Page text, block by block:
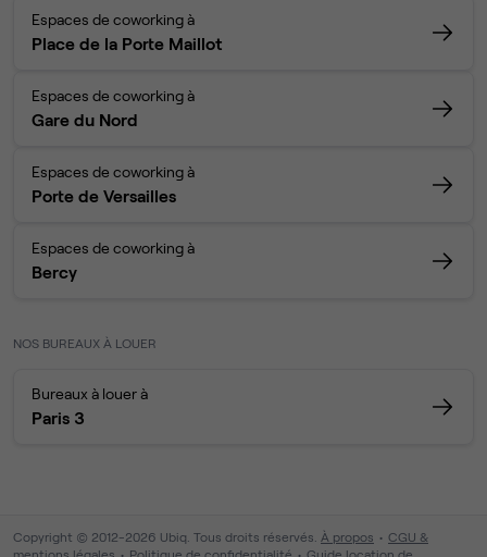
Espaces de coworking à
Place de la Porte Maillot
Espaces de coworking à
Gare du Nord
Espaces de coworking à
Porte de Versailles
Espaces de coworking à
Bercy
NOS BUREAUX À LOUER
Bureaux à louer à
Paris 3
Copyright © 2012-2026 Ubiq. Tous droits réservés. À propos
CGU &